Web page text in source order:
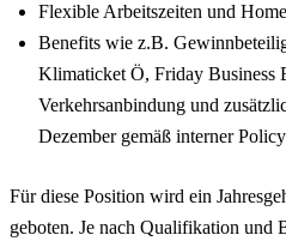
Flexible Arbeitszeiten und
Benefits wie z.B.
Klimaticket Ö, Friday Business
Verkehrsanbindung und
Dezember gemäß interner Policy
Für diese Position wird ein
geboten. Je nach Qualifikation und